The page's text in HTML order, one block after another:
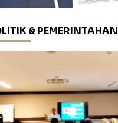
& PEMERINTAHAN